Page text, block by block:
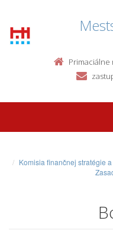
Primaciálne
Komisia finančnej stratégie